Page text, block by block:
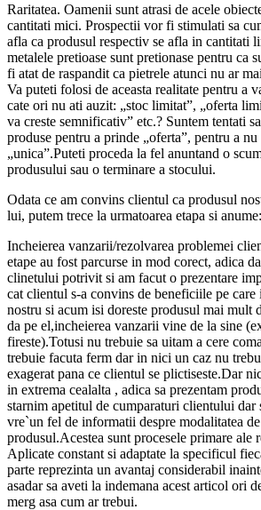
Raritatea. Oamenii sunt atrasi de acele
cantitati mici. Prospectii vor fi stimulati sa
afla ca produsul respectiv se afla in cantitati
metalele pretioase sunt pretionase pentru ca
fi atat de raspandit ca pietrele atunci nu ar
Va puteti folosi de aceasta realitate pentru a
cate ori nu ati auzit: „stoc limitat”, „oferta
va creste semnificativ” etc.? Suntem tentati
produse pentru a prinde „oferta”, pentru a nu
„unica”.Puteti proceda la fel anuntand o
produsului sau o terminare a stocului.
Odata ce am convins clientul ca produsul
lui, putem trece la urmatoarea etapa si anume:
Incheierea vanzarii/rezolvarea problemei
etape au fost parcurse in mod corect, adica
clinetului potrivit si am facut o prezentare
cat clientul s-a convins de beneficiile pe care
nostru si acum isi doreste produsul mai mult
da pe el,incheierea vanzarii vine de la sine
fireste).Totusi nu trebuie sa uitam a cere
trebuie facuta ferm dar in nici un caz nu
exagerat pana ce clientul se plictiseste.Dar
in extrema cealalta , adica sa prezentam
starnim apetitul de cumparaturi clientului dar
vre`un fel de informatii despre modalitatea
produsul.Acestea sunt procesele primare ale
Aplicate constant si adaptate la specificul
parte reprezinta un avantaj considerabil
asadar sa aveti la indemana acest articol ori
merg asa cum ar trebui.